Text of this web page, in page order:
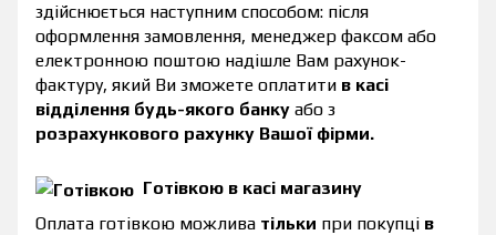
здійснюється наступним способом: після
оформлення замовлення, менеджер факсом або
електронною поштою надішле Вам рахунок-
фактуру, який Ви зможете оплатити в касі
відділення будь-якого банку або з
розрахункового рахунку Вашої фірми.
Готівкою в касі магазину
Оплата готівкою можлива тільки при покупці в